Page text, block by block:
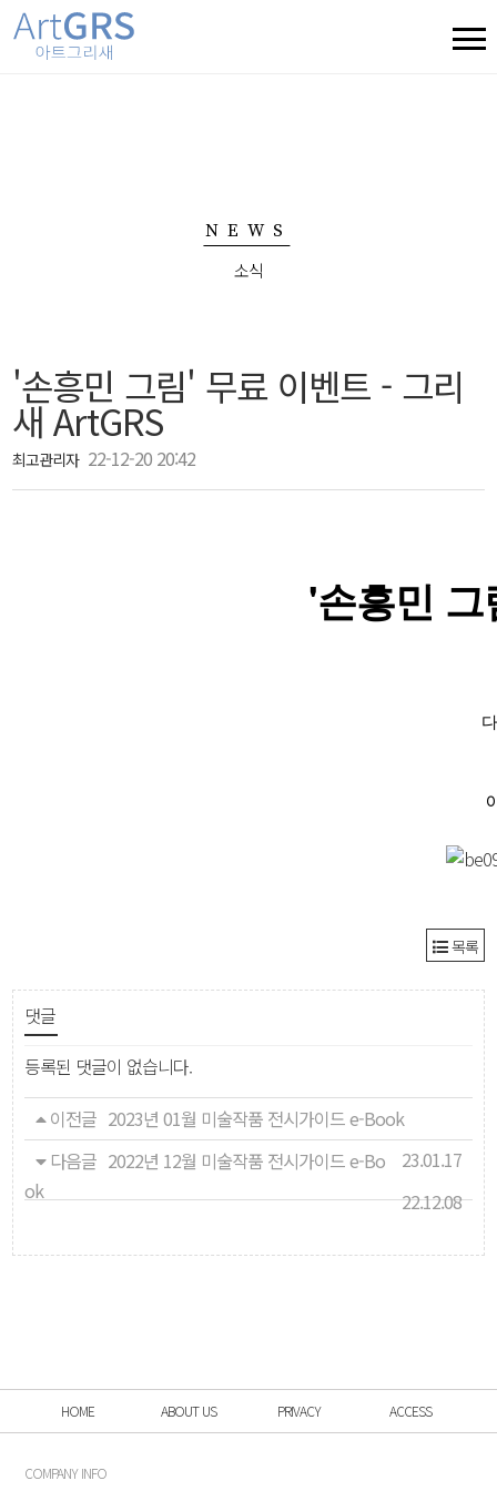
NEWS
소식
'손흥민 그림' 무료 이벤트 - 그리
새 ArtGRS
최고관리자 22-12-20 20:42
'손흥민
목록
댓글
등록된 댓글이 없습니다.
이전글 2023년 01월 미술작품 전시가이드 e-Book
23.01.17
다음글 2022년 12월 미술작품 전시가이드 e-Bo
ok
22.12.08
HOME ABOUT US PRIVACY ACCESS
COMPANY INFO